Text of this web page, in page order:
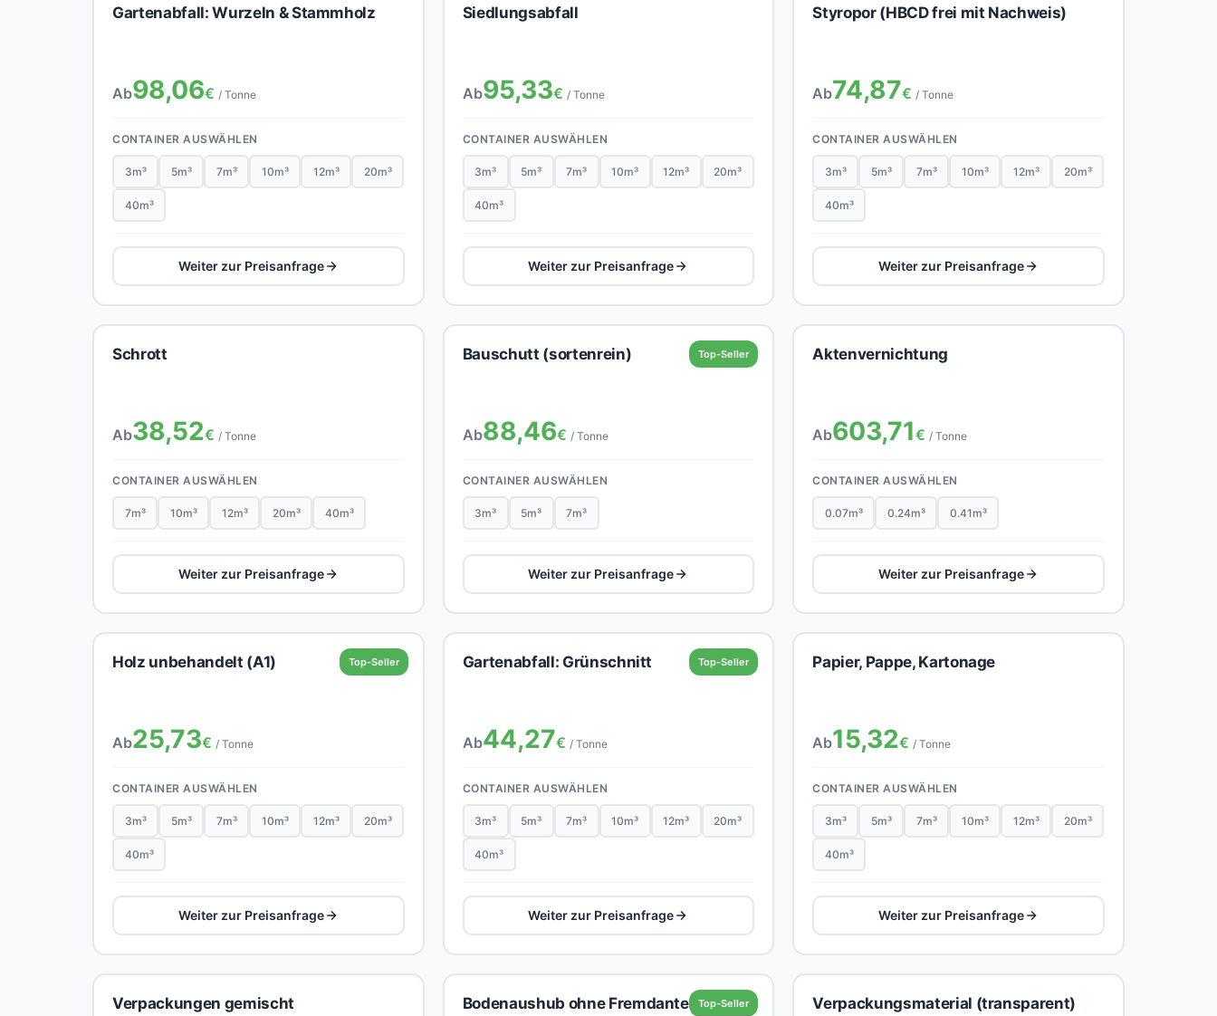
Gartenabfall: Wurzeln & Stammholz
Ab98,06€ / Tonne
CONTAINER AUSWÄHLEN
3m³ 5m³ 7m³ 10m³ 12m³ 20m³
40m³
Weiter zur Preisanfrage
Siedlungsabfall
Ab95,33€ / Tonne
CONTAINER AUSWÄHLEN
3m³ 5m³ 7m³ 10m³ 12m³ 20m³
40m³
Weiter zur Preisanfrage
Styropor (HBCD frei mit Nachweis)
Ab74,87€ / Tonne
CONTAINER AUSWÄHLEN
3m³ 5m³ 7m³ 10m³ 12m³ 20m³
40m³
Weiter zur Preisanfrage
Schrott
Ab38,52€ / Tonne
CONTAINER AUSWÄHLEN
7m³ 10m³ 12m³ 20m³ 40m³
Weiter zur Preisanfrage
Top-Seller
Bauschutt (sortenrein)
Ab88,46€ / Tonne
CONTAINER AUSWÄHLEN
3m³ 5m³ 7m³
Weiter zur Preisanfrage
Aktenvernichtung
Ab603,71€ / Tonne
CONTAINER AUSWÄHLEN
0.07m³ 0.24m³ 0.41m³
Weiter zur Preisanfrage
Top-Seller
Holz unbehandelt (A1)
Ab25,73€ / Tonne
CONTAINER AUSWÄHLEN
3m³ 5m³ 7m³ 10m³ 12m³ 20m³
40m³
Weiter zur Preisanfrage
Top-Seller
Gartenabfall: Grünschnitt
Ab44,27€ / Tonne
CONTAINER AUSWÄHLEN
3m³ 5m³ 7m³ 10m³ 12m³ 20m³
40m³
Weiter zur Preisanfrage
Papier, Pappe, Kartonage
Ab15,32€ / Tonne
CONTAINER AUSWÄHLEN
3m³ 5m³ 7m³ 10m³ 12m³ 20m³
40m³
Weiter zur Preisanfrage
Verpackungen gemischt Top-Seller
Bodenaushub ohne Fremdanteil Verpackungsmaterial (transparent)